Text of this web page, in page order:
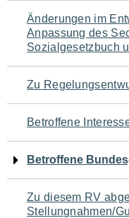
Navigation
für
den
Seiteninhalt
Änderungen im
Anpassung des
Sozialgesetzbuch
Zu
Betroffene
Betroffene
Zu diesem RV
Stellungnahmen/